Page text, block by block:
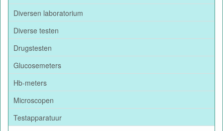
Diversen laboratorium
Diverse testen
Drugstesten
Glucosemeters
Hb-meters
Microscopen
Testapparatuur